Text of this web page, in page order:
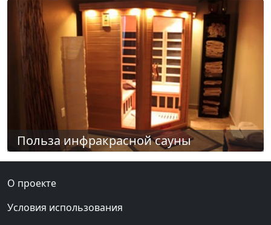
Польза инфракрасной сауны
О проекте
Условия использования